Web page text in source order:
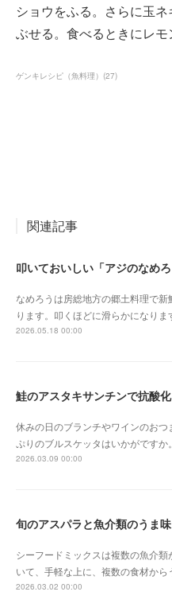
ショウをふる。さらに玉
ぶせる。食べるときにレモ
ゲンキレシピ（魚料理） (27)
関連記事
叩いておいしい「アジのなめろ
なめろうは房総地方の郷土料理で
ります。叩くほどに滑らかになりま
2026.05.18 00:00
休みの日のブランチやワインのおつ
ぷりのブルスケッタはいかがですか
2026.03.09 00:00
シーフードミックスは複数の魚介類
いて、手軽な上に、複数の食材から
2026.03.02 00:00